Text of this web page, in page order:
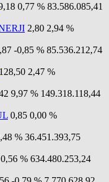
0,77 % 83.586.085,41
2,80 2,94 %
-0,85 % 85.536.212,74
128,50 2,47 %
9,97 % 149.318.118,44
0,85 0,00 %
% 36.451.393,75
0,56 % 634.480.253,24